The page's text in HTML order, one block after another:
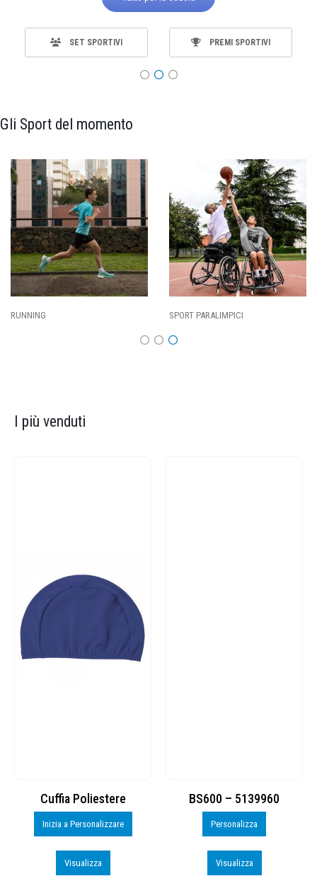
SET SPORTIVI PREMI SPORTIVI
Gli Sport del momento
SPORT PARALIMPICI
I più venduti
Cuffia Poliestere
Inizia a Personalizzare
Visualizza
BS600 – 5139960
Personalizza
Visualizza